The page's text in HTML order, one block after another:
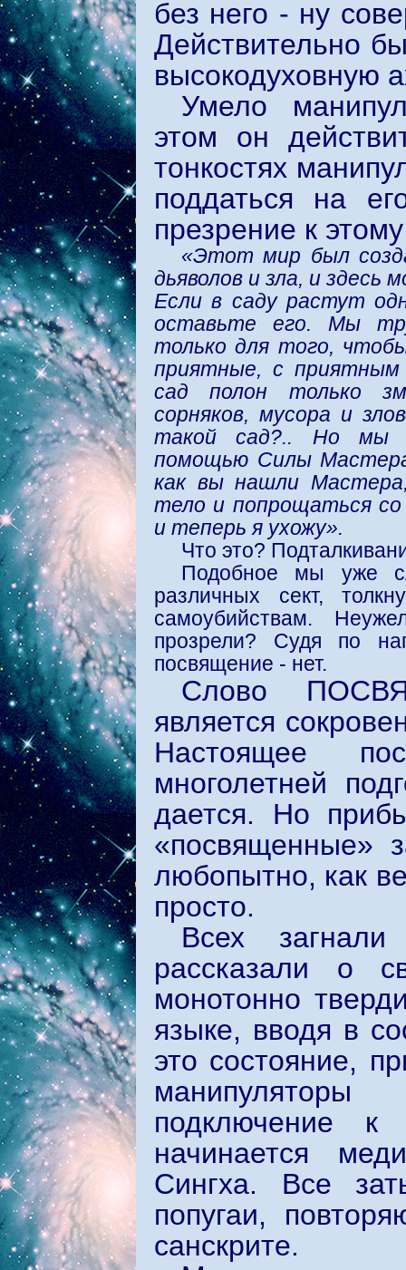
без него - ну
Действительно
высокодуховную
Умело
этом он
тонкостях
поддаться на
презрение к
«Этот мир был
дьяволов и зла, и здесь
Если в саду растут
оставьте его. Мы
только для того,
приятные, с
сад полон только
сорняков, мусора и
такой сад?.. Но мы
помощью Силы
как вы нашли
тело и попрощаться
и теперь я ухожу».
Что это?
Подобное мы уже
различных сект,
самоубийствам.
прозрели? Судя по
посвящение - нет.
Слово
является
Настоящее
многолетней
дается. Но
«посвященные»
любопытно, как
просто.
Всех
рассказали о
монотонно
языке, вводя в
это состояние,
подключение к
начинается
Сингха. Все
попугаи,
санскрите.